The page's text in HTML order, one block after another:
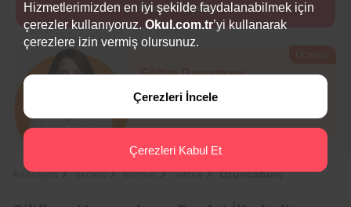
Hemen İncele
Eğitim Danışmanı
Sana en uygun
Anasayfa İlkokul Mersin Silifke Uzuncaburç
Hizmetlerimizden en iyi şekilde faydalanabilmek için
çerezler kullanıyoruz. Okul.com.tr’yi kullanarak
çerezlere izin vermiş olursunuz.
Çerezleri İncele
Çerezleri Kabul Et